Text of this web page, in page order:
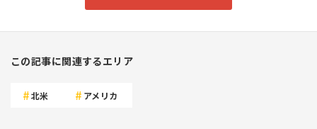
この記事に関連するエリア
北米 アメリカ